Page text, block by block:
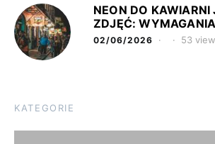
NEON DO KAWIARNI
ZDJĘĆ: WYMAGANIA
02/06/2026 53
KATEGORIE